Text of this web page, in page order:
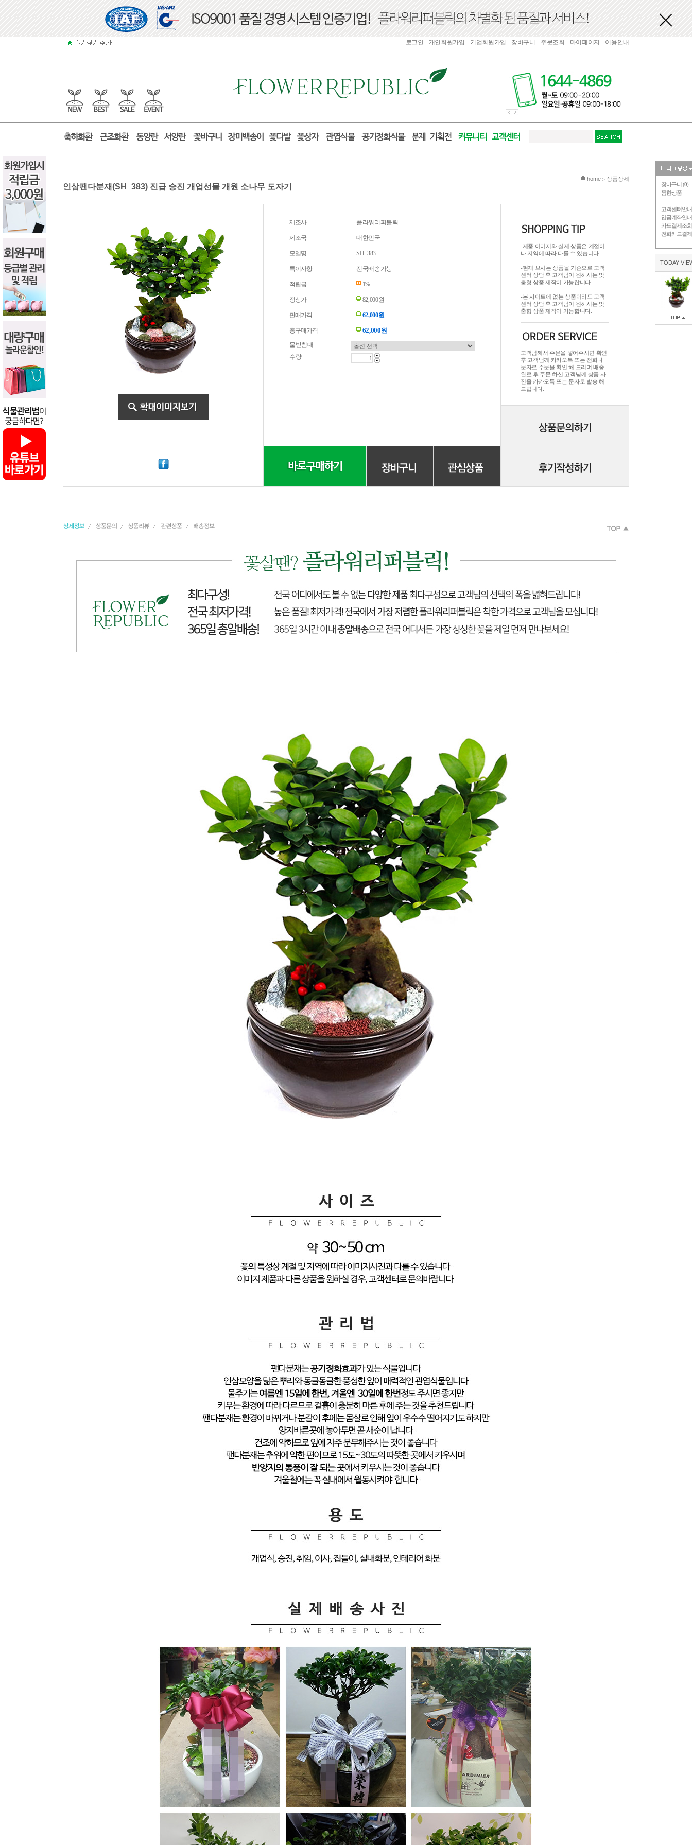
장바구니 (0)
찜한상품
고객센터안내
입금계좌안내
카드결제조회
전화카드결제
TODAY
로그인 개인회원가입 기업회원가입 장바구니 주문조회 마이페이지 이용안내
현재 위치
home > 상품상세
인삼팬다분재(SH_383) 진급 승진 개업선물 개원 소나무 도자기
제조사 플라워리퍼블릭
제조국 대한민국
모델명 SH_383
특이사항 전국배송가능
적립금 1%
정상가 82,000원
판매가격 62,000원
총구매가격 62,000원
물받침대
수량
-제품 이미지와 실제 상품은 계절이
나 지역에 따라 다를 수 있습니다.
-현재 보시는 상품을 기준으로 고객
센터 상담 후 고객님이 원하시는 맞
춤형 상품 제작이 가능합니다.
-본 사이트에 없는 상품이라도 고객
센터 상담 후 고객님이 원하시는 맞
춤형 상품 제작이 가능합니다.
고객님께서 주문을 넣어주시면 확인
후 고객님께 카카오톡 또는 전화나
문자로 주문을 확인 해 드리며.배송
완료 후 주문 하신 고객님께 상품 사
진을 카카오톡 또는 문자로 발송 해
드립니다.